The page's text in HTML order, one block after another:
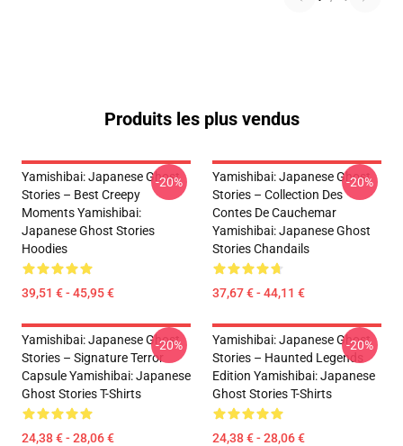
Produits les plus vendus
Yamishibai: Japanese Ghost
Stories – Best Creepy
Moments Yamishibai:
Japanese Ghost Stories
Hoodies
39,51 € - 45,95 €
-20%
Yamishibai: Japanese Ghost
Stories – Collection Des
Contes De Cauchemar
Yamishibai: Japanese Ghost
Stories Chandails
37,67 € - 44,11 €
-20%
Yamishibai: Japanese Ghost
Stories – Signature Terror
Capsule Yamishibai: Japanese
Ghost Stories T-Shirts
24,38 € - 28,06 €
-20%
Yamishibai: Japanese Ghost
Stories – Haunted Legends
Edition Yamishibai: Japanese
Ghost Stories T-Shirts
24,38 € - 28,06 €
-20%